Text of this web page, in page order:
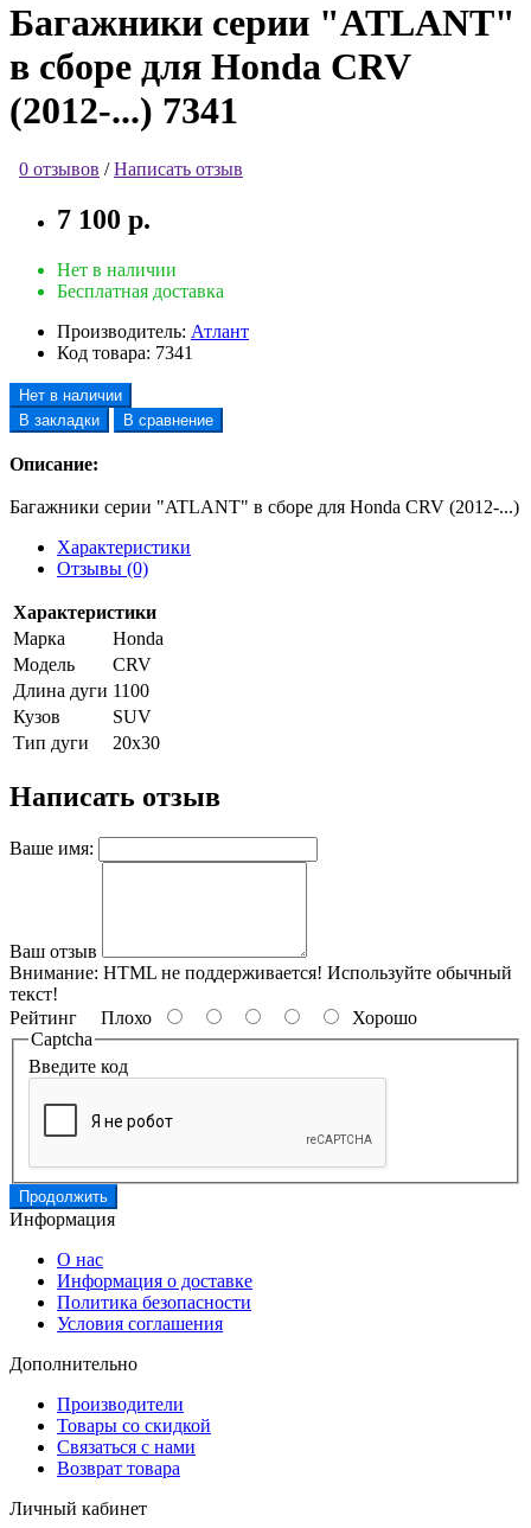
Багажники серии "ATLANT"
в сборе для Honda CRV
(2012-...) 7341
0 отзывов /Написать отзыв
7 100 р.
Нет в наличии
Бесплатная доставка
Производитель: Атлант
Код товара: 7341
Нет в наличии
В закладки
В сравнение
Описание:
Багажники серии "ATLANT" в сборе для Honda CRV (2012-...)
Характеристики
Отзывы (0)
Характеристики
Марка
Honda
Модель
CRV
Длина дуги 1100
Кузов
SUV
Тип дуги
20х30
Написать отзыв
Ваше имя:
Ваш отзыв
Внимание: HTML не поддерживается! Используйте обычный
текст!
Рейтинг Плохо
Хорошо
Captcha
Введите код
Продолжить
Информация
О нас
Информация о доставке
Политика безопасности
Условия соглашения
Дополнительно
Производители
Товары со скидкой
Связаться с нами
Возврат товара
Личный кабинет